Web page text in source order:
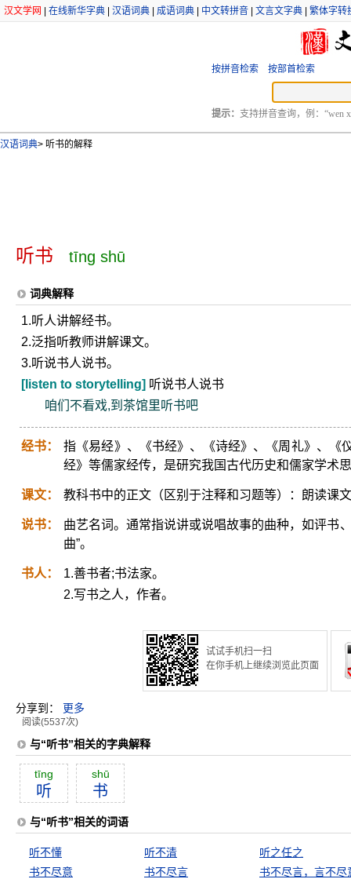
汉文学网 在线新华字典 汉语词典 成语词典 中文转拼音 文言文字典 繁体字转
按拼音检索 按部首检索
提示： 支持拼音查询，例：“wen
汉语词典> 听书的解释
听书 tīng shū
词典解释
1.听人讲解经书。
2.泛指听教师讲解课文。
3.听说书人说书。
[listen to storytelling] 听说书人说书
咱们不看戏,到茶馆里听书吧
经书：
指《易经》、《书经》、《诗经》、《周礼》、《
经》等儒家经传，是研究我国古代历史和儒家学术
课文： 教科书中的正文（区别于注释和习题等）：朗读课
说书：
曲艺名词。通常指说讲或说唱故事的曲种，如评书
曲”。
书人：
1.善书者;书法家。
2.写书之人，作者。
试试手机扫一扫
在你手机上继续浏览此页面
分享到： 更多
阅读(5537次)
与“听书”相关的字典解释
tīng
听
shū
书
与“听书”相关的词语
听不懂 听不清
听之任之
书不尽意
书不尽言 书不尽言，言不尽